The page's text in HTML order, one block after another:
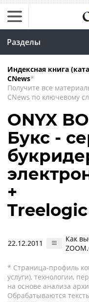
Разделы
Индексная книга
CNews*
Получите все
CNews по ключевому
ONYX
Букс -
+
22.12.2011
Как
* Страница-профиль
услуги), технологии,
на основе анализа
Обрабатываются